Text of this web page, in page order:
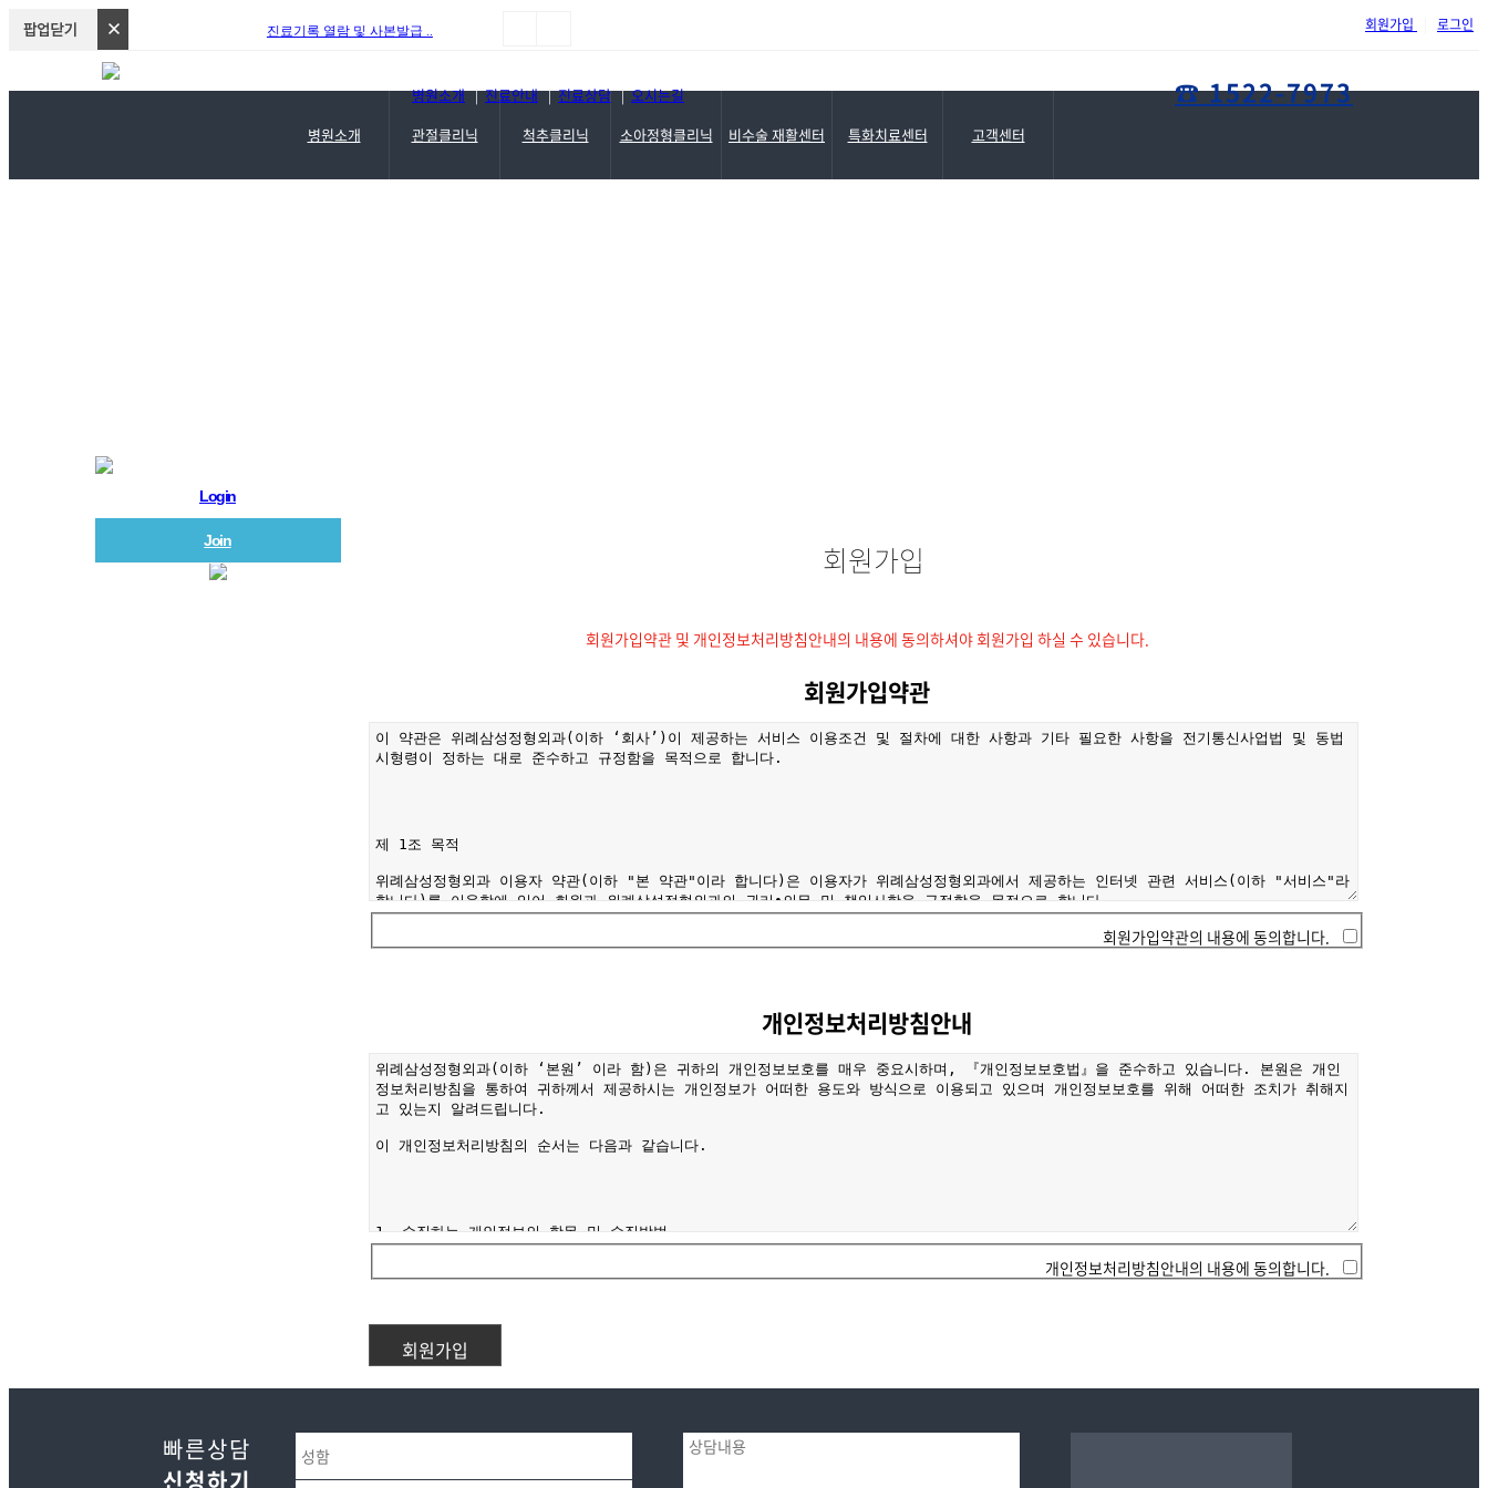
진료기록 열람 및 사본발급 .. 회원가입 로그인
☎ 1522-7973
병원소개 | 진료안내 | 진료상담 | 오시는길
병원소개
관절클리닉 척추클리닉 소아정형클리닉 비수술 재활센터 특화치료센터 고객센터
Login
Join 회원가입
회원가입약관 및 개인정보처리방침안내의 내용에 동의하셔야 회원가입 하실 수 있습니다.
회원가입약관
회원가입약관의 내용에 동의합니다.
개인정보처리방침안내
개인정보처리방침안내의 내용에 동의합니다.
빠른상담
신청하기